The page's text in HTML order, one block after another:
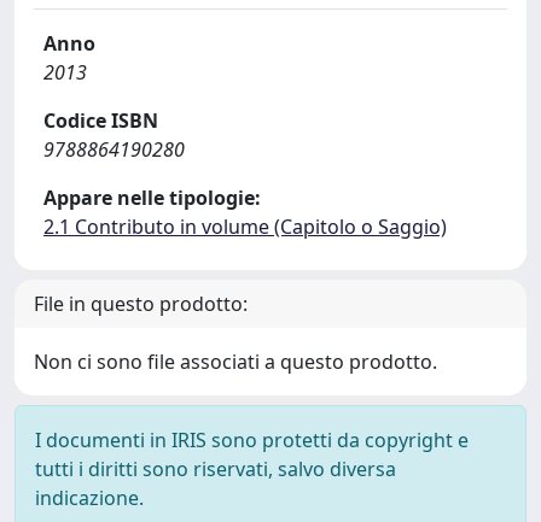
Anno
2013
Codice ISBN
9788864190280
Appare nelle tipologie:
2.1 Contributo in volume (Capitolo o Saggio)
File in questo prodotto:
Non ci sono file associati a questo prodotto.
I documenti in IRIS sono protetti da copyright e
tutti i diritti sono riservati, salvo diversa
indicazione.